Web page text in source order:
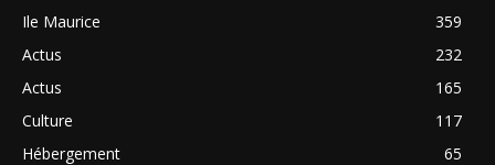
Ile Maurice
359
Actus
232
Actus
165
Culture
117
Hébergement
65